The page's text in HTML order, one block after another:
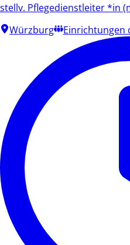
stellv. Pflegedienstleiter *in
Würzburg
Einrichtungen